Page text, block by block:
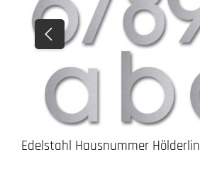
Edelstahl Hausnummer Hölderlin